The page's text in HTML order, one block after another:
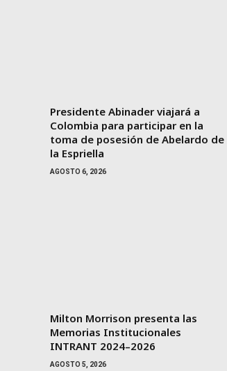
Presidente Abinader viajará a
Colombia para participar en la
toma de posesión de Abelardo de
la Espriella
AGOSTO 6, 2026
Milton Morrison presenta las
Memorias Institucionales
INTRANT 2024–2026
AGOSTO 5, 2026